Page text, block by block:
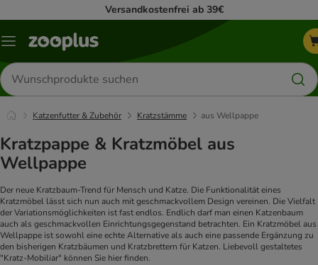
Versandkostenfrei ab 39€
Menü
Produkte
suchen
Katzenfutter & Zubehör Kratzstämme aus Wellpappe
Kratzpappe & Kratzmöbel aus
Wellpappe
Der neue Kratzbaum-Trend für Mensch und Katze. Die Funktionalität eines
Kratzmöbel lässt sich nun auch mit geschmackvollem Design vereinen. Die Vielfalt
der Variationsmöglichkeiten ist fast endlos. Endlich darf man einen Katzenbaum
auch als geschmackvollen Einrichtungsgegenstand betrachten. Ein Kratzmöbel aus
Wellpappe ist sowohl eine echte Alternative als auch eine passende Ergänzung zu
den bisherigen Kratzbäumen und Kratzbrettern für Katzen. Liebevoll gestaltetes
"Kratz-Mobiliar" können Sie hier finden.